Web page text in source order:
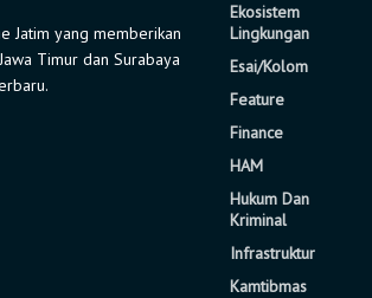
Jatim yang memberikan
Timur dan Surabaya
Ekosistem
Lingkungan
Esai/Kolom
Feature
Finance
HAM
Hukum Dan
Kriminal
Infrastruktur
Kamtibmas